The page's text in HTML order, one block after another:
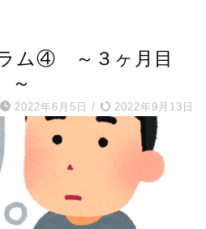
ム④ ～３ヶ月目
～
2022年6月5日 / 2022年9月13日